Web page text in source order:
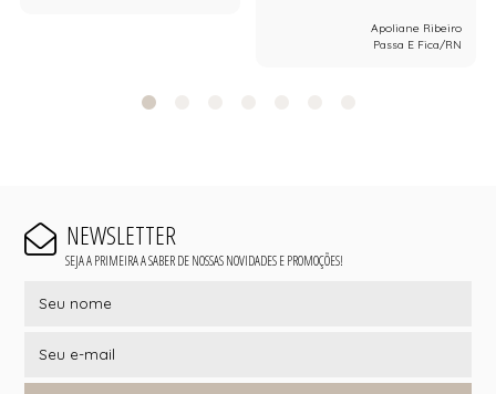
Apoliane Ribeiro
Passa E Fica/RN
NEWSLETTER
SEJA A PRIMEIRA A SABER DE NOSSAS NOVIDADES E PROMOÇÕES!